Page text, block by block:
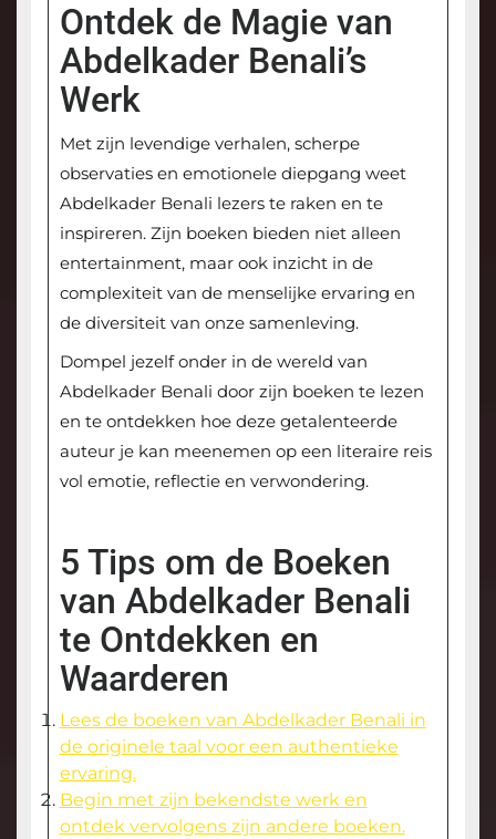
Ontdek de Magie van
Abdelkader Benali’s
Werk
Met zijn levendige verhalen, scherpe
observaties en emotionele diepgang weet
Abdelkader Benali lezers te raken en te
inspireren. Zijn boeken bieden niet alleen
entertainment, maar ook inzicht in de
complexiteit van de menselijke ervaring en
de diversiteit van onze samenleving.
Dompel jezelf onder in de wereld van
Abdelkader Benali door zijn boeken te lezen
en te ontdekken hoe deze getalenteerde
auteur je kan meenemen op een literaire reis
vol emotie, reflectie en verwondering.
5 Tips om de Boeken
van Abdelkader Benali
te Ontdekken en
Waarderen
Lees de boeken van Abdelkader Benali in
de originele taal voor een authentieke
ervaring.
Begin met zijn bekendste werk en
ontdek vervolgens zijn andere boeken.